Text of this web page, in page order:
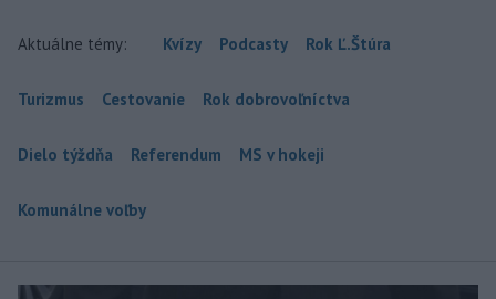
Aktuálne témy: Kvízy Podcasty Rok Ľ.Štúra
Turizmus Cestovanie Rok dobrovoľníctva
Dielo týždňa Referendum MS v hokeji
Komunálne voľby